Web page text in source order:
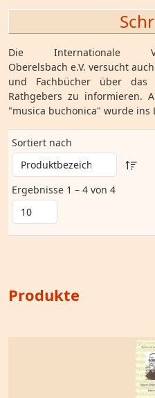
Die Internationale
Oberelsbach e.V. versucht
und Fachbücher über das
Rathgebers zu informieren.
"musica buchonica" wurde ins
Sortiert nach
Ergebnisse 1 – 4 von 4
Produkte